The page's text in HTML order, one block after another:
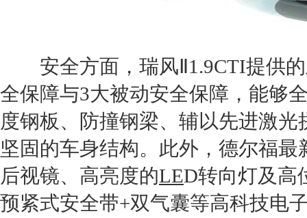
安全方面， 瑞风Ⅱ1.9CTI提供
全保障与3大被动安全保障，能够
度钢板、防撞钢梁、辅以先进激
坚固的车身结构。此外，德尔福
后视镜、高亮度的LED转向灯及高
预紧式安全带+双气囊等高科技电